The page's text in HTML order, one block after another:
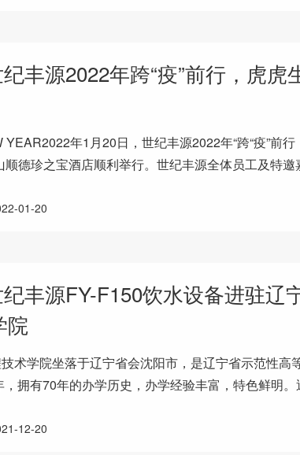
丰源2022年跨“疫”前行，虎虎
年1月20日，世纪丰源2022年“跨“疫”前行
顺德珍之宝酒店顺利举行。世纪丰源全体员工及特邀
01-20
丰源FY-F150饮水设备进驻辽
院
术学院坐落于辽宁省会沈阳市，是辽宁省示范性高
拥有70年的办学历史，办学经验丰富，特色鲜明
12-20